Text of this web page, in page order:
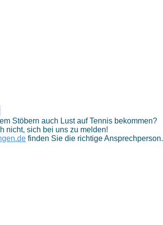
Stöbern auch Lust auf Tennis bekommen?
nicht, sich bei uns zu melden!
finden Sie die richtige Ansprechperson.